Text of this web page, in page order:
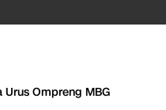
Urus Ompreng MBG